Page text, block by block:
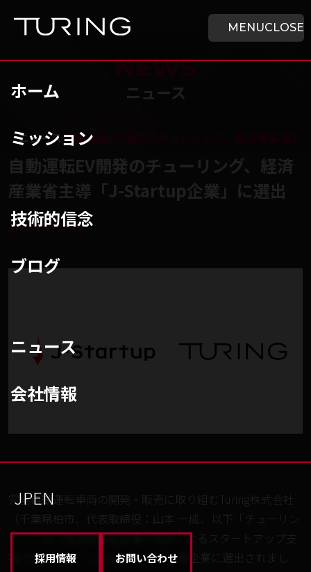
MENUCLOSE
ホーム
ミッション
技術的信念
ブログ
ニュース
会社情報
EN
JP
採用情報 お問い合わせ
チューリング株式会社
/ニュース /自動運転EV開発のチューリング、経済産業省
NEWS
ニュース
自動運転EV開発のチューリング、経済
産業省主導「J-Startup企業」に選出
2023.04.06
完全自動運転車両の開発・販売に取り組むTuring株式会社
（千葉県柏市、代表取締役：山本 一成、以下「チューリン
グ」）は、経済産業省主導の官民によるスタートアップ支
援プログラム「J-Startup」にて支援企業に選出されまし